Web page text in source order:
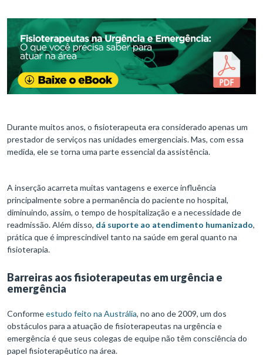
Durante muitos anos, o fisioterapeuta era considerado apenas um
prestador de serviços nas unidades emergenciais. Mas, com essa
medida, ele se torna uma parte essencial da assistência.
A inserção acarreta muitas vantagens e exerce influência
principalmente sobre a permanência do paciente no hospital,
diminuindo, assim, o tempo de hospitalização e a necessidade de
readmissão. Além disso, dá suporte ao atendimento humanizado,
prática que é imprescindível tanto na saúde em geral quanto na
fisioterapia.
Barreiras aos fisioterapeutas em urgência e
emergência
Conformeestudo feito na Austrália, no ano de 2009, um dos
obstáculos para a atuação de fisioterapeutas na urgência e
emergência é que seus colegas de equipe não têm consciência do
papel fisioterapêutico na área.